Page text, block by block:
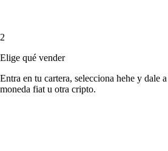
2
Elige qué vender
Entra en tu cartera, selecciona hehe y dale
moneda fiat u otra cripto.